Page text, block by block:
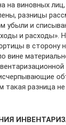
на виновных лиц,
разницы
убыли и
и расходы».
в сторону
вине
такая разница